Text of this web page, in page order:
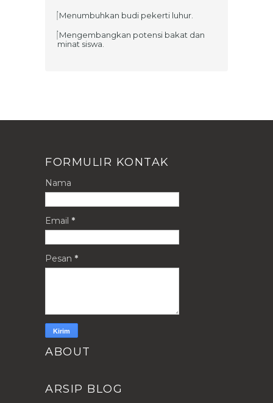
Menumbuhkan budi pekerti luhur.
Mengembangkan potensi bakat dan
minat siswa.
FORMULIR KONTAK
Nama
Email *
Pesan *
ABOUT
ARSIP BLOG